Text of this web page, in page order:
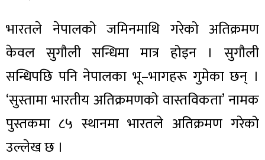
भारतले नेपालको जमिनमाथि गरेको अतिक्रमण
केवल सुगौली सन्धिमा मात्र होइन । सुगौली
सन्धिपछि पनि नेपालका भू–भागहरू गुमेका छन् ।
‘सुस्तामा भारतीय अतिक्रमणको वास्तविकता’ नामक
पुस्तकमा ८५ स्थानमा भारतले अतिक्रमण गरेको
उल्लेख छ ।